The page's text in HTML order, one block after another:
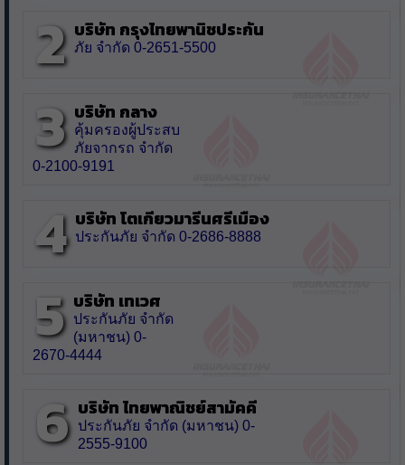
2 บริษัท กรุงไทยพานิชประกัน
ภัย จำกัด 0-2651-5500
3 บริษัท กลาง
คุ้มครองผู้ประสบ
ภัยจากรถ จำกัด
0-2100-9191
4 บริษัท โตเกียวมารีนศรีเมือง
ประกันภัย จำกัด 0-2686-8888
5 บริษัท เทเวศ
ประกันภัย จำกัด
(มหาชน) 0-
2670-4444
6 บริษัท ไทยพาณิชย์สามัคคี
ประกันภัย จำกัด (มหาชน) 0-
2555-9100